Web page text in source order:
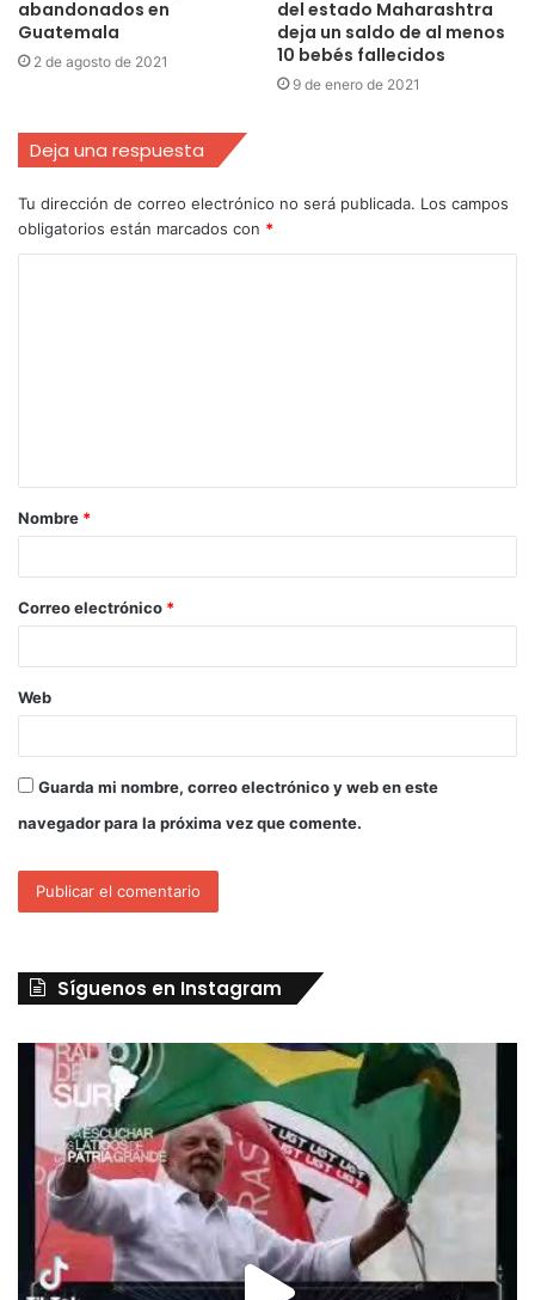
abandonados en
Guatemala
2 de agosto de 2021
del estado Maharashtra
deja un saldo de al menos
10 bebés fallecidos
9 de enero de 2021
Deja una respuesta
Tu dirección de correo electrónico no será publicada. Los campos
obligatorios están marcados con *
Nombre *
Correo electrónico *
Web
Guarda mi nombre, correo electrónico y web en este
navegador para la próxima vez que comente.
Síguenos en Instagram